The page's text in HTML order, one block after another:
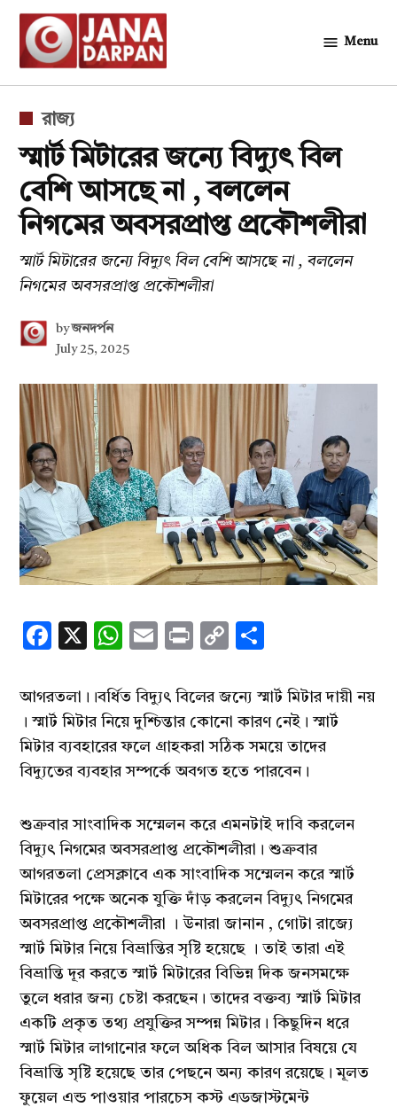
Skip
content
Menu
POSTED
IN
রাজ্য
স্মার্ট মিটারের জন্যে বিদ্যুৎ বিল
বেশি আসছে না , বললেন
নিগমের অবসরপ্রাপ্ত প্রকৌশলীরা
স্মার্ট মিটারের জন্যে বিদ্যুৎ বিল বেশি আসছে না , বললেন
নিগমের অবসরপ্রাপ্ত প্রকৌশলীরা
by জনদর্পন
July 25, 2025
Facebook
X WhatsApp
EmailPrintCopy
আগরতলা।।বর্ধিত বিদ্যুৎ বিলের জন্যে স্মার্ট মিটার দায়ী নয়
। স্মার্ট মিটার নিয়ে দুশ্চিন্তার কোনো কারণ নেই। স্মার্ট
মিটার ব্যবহারের ফলে গ্রাহকরা সঠিক সময়ে তাদের
বিদ্যুতের ব্যবহার সম্পর্কে অবগত হতে পারবেন।
শুক্রবার সাংবাদিক সম্মেলন করে এমনটাই দাবি করলেন
বিদ্যুৎ নিগমের অবসরপ্রাপ্ত প্রকৌশলীরা। শুক্রবার
আগরতলা প্রেসক্লাবে এক সাংবাদিক সম্মেলন করে স্মার্ট
মিটারের পক্ষে অনেক যুক্তি দাঁড় করলেন বিদ্যুৎ নিগমের
অবসরপ্রাপ্ত প্রকৌশলীরা । উনারা জানান , গোটা রাজ্যে
স্মার্ট মিটার নিয়ে বিভ্রান্তির সৃষ্টি হয়েছে । তাই তারা এই
বিভ্রান্তি দূর করতে স্মার্ট মিটারের বিভিন্ন দিক জনসমক্ষে
তুলে ধরার জন্য চেষ্টা করছেন। তাদের বক্তব্য স্মার্ট মিটার
একটি প্রকৃত তথ্য প্রযুক্তির সম্পন্ন মিটার। কিছুদিন ধরে
স্মার্ট মিটার লাগানোর ফলে অধিক বিল আসার বিষয়ে যে
বিভ্রান্তি সৃষ্টি হয়েছে তার পেছনে অন্য কারণ রয়েছে। মূলত
ফুয়েল এন্ড পাওয়ার পারচেস কস্ট এডজাস্টমেন্ট